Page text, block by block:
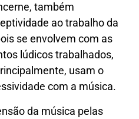
também
ao trabalho da
se envolvem com as
lúdicos trabalhados,
usam o
com a música.
da música pelas